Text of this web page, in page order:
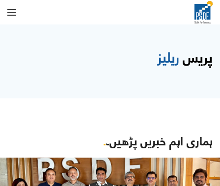
پریسریلیز
ہماری اہم خبریں پڑھیں۔.